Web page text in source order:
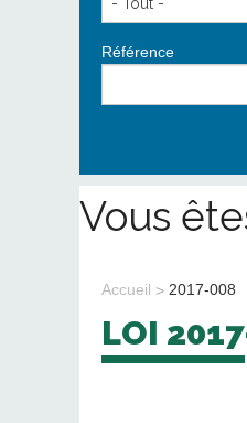
Référence
Vous
Accueil 2017-008
LOI